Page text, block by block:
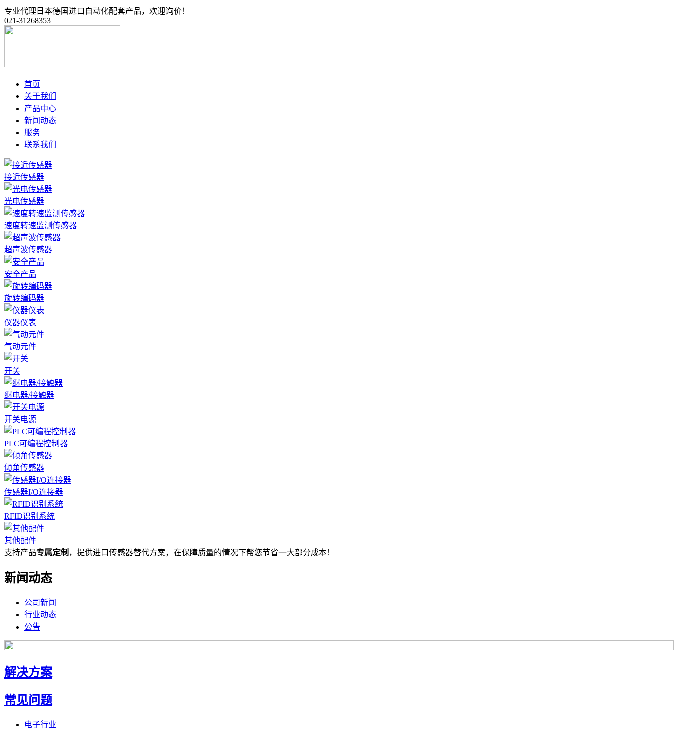
专业代理日本德国进口自动化配套产品，欢迎询价！
021-31268353
首页
关于我们
产品中心
新闻动态
服务
联系我们
接近传感器
光电传感器
速度转速监测传感器
超声波传感器
安全产品
旋转编码器
仪器仪表
气动元件
开关
继电器/接触器
开关电源
PLC可编程控制器
倾角传感器
传感器I/O连接器
RFID识别系统
其他配件
支持产品专属定制 ，提供进口传感器替代方案，在保障质量的情况下帮您节省一大部分成本！
新闻动态
公司新闻
行业动态
公告
解决方案
常见问题
电子行业